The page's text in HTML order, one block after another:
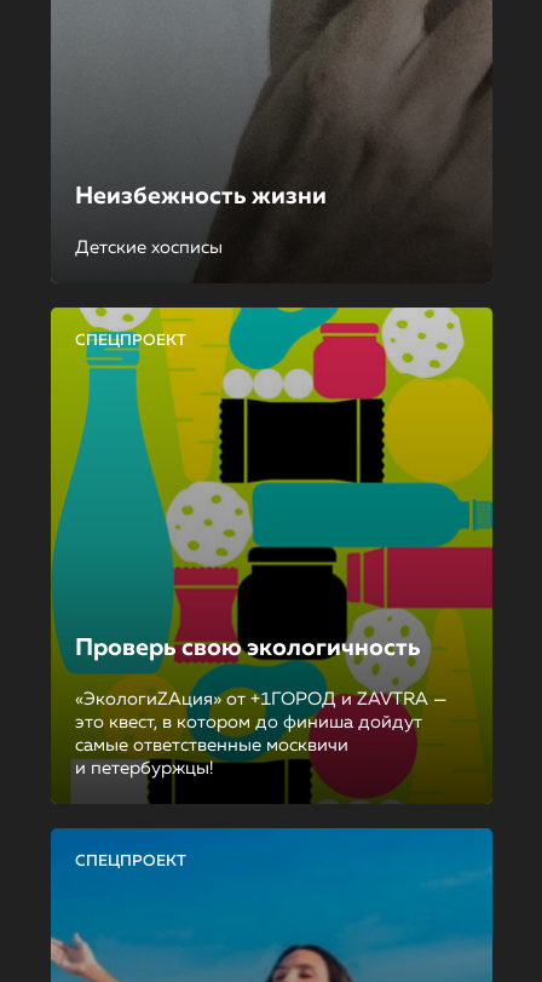
Неизбежность жизни
Детские хосписы
СПЕЦПРОЕКТ
Проверь свою экологичность
«ЭкологиZAция» от +1ГОРОД и ZAVTRA —
это квест, в котором до финиша дойдут
самые ответственные москвичи
и петербуржцы!
СПЕЦПРОЕКТ